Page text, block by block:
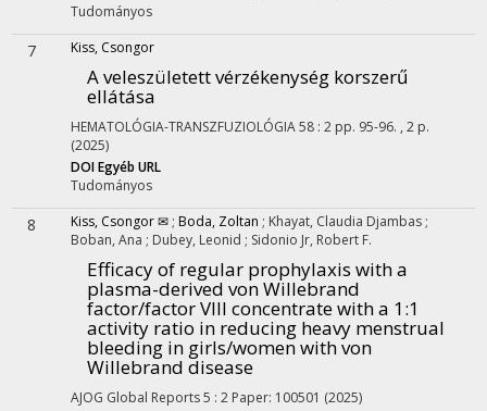
Tudományos
7 Kiss, Csongor
A veleszületett vérzékenység korszerű
ellátása
HEMATOLÓGIA-TRANSZFUZIOLÓGIA58 : 2 pp. 95-96. , 2 p.
(2025)
DOIEgyéb URL
Tudományos
8 Kiss, Csongor ✉ ; Boda, Zoltan ; Khayat, Claudia Djambas ;
Boban, Ana ; Dubey, Leonid ; Sidonio Jr, Robert F.
Efficacy of regular prophylaxis with a
plasma-derived von Willebrand
factor/factor VIII concentrate with a 1:1
activity ratio in reducing heavy menstrual
bleeding in girls/women with von
Willebrand disease
AJOG Global Reports5 : 2 Paper: 100501 (2025)